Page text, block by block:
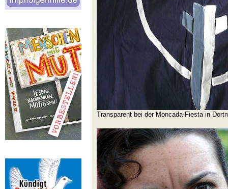
Transparent bei der Moncada-Fiesta in